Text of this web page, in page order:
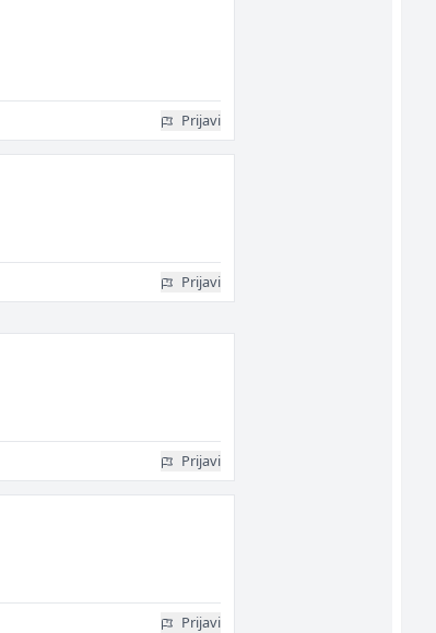
Prijavi
Prijavi
Prijavi
Prijavi